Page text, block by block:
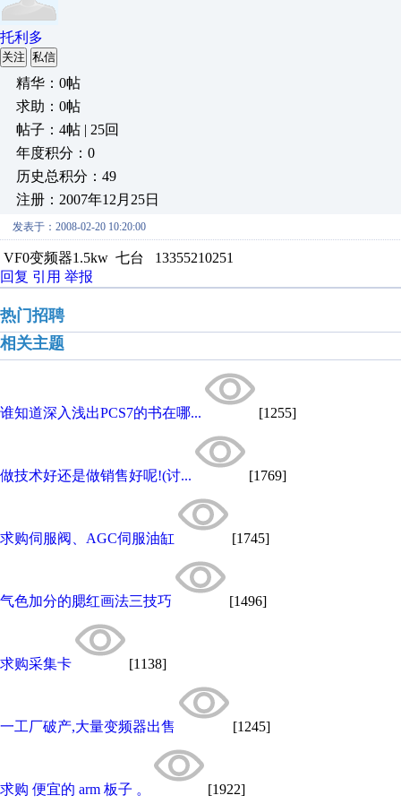
托利多
关注 私信
精华：0帖
求助：0帖
帖子：4帖 | 25回
年度积分：0
历史总积分：49
注册：2007年12月25日
发表于：2008-02-20 10:20:00
VF0变频器1.5kw 七台 13355210251
回复 引用 举报
热门招聘
相关主题
谁知道深入浅出PCS7的书在哪... [1255]
做技术好还是做销售好呢!(讨... [1769]
求购伺服阀、AGC伺服油缸 [1745]
气色加分的腮红画法三技巧 [1496]
求购采集卡 [1138]
一工厂破产,大量变频器出售 [1245]
求购 便宜的 arm 板子 。 [1922]